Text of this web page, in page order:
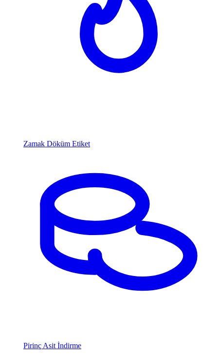
Zamak Döküm Etiket
Pirinç Asit İndirme